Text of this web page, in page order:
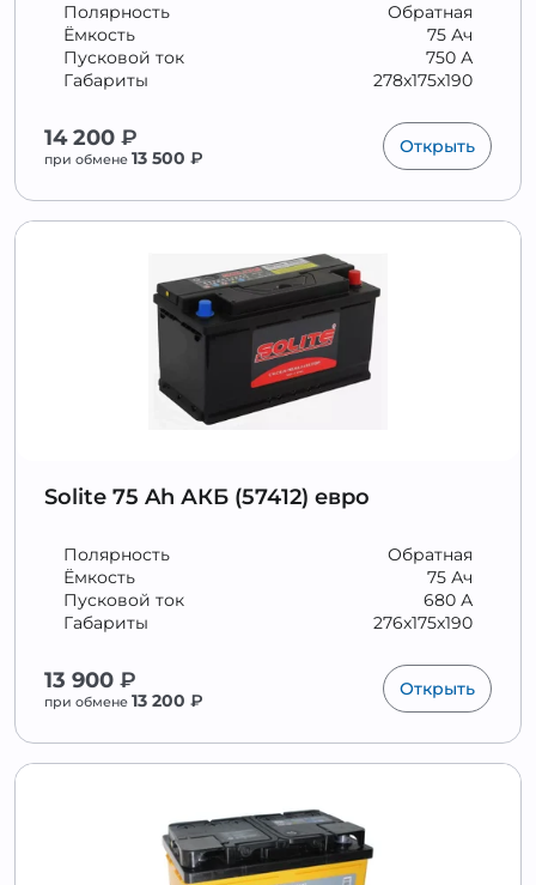
Обратная
Полярность
75 Ач
Ёмкость
750 А
Пусковой ток
278x175x190
Габариты
14 200 ₽
при обмене 13 500 ₽
Открыть
Solite 75 Ah АКБ (57412) евро
Обратная
Полярность
75 Ач
Ёмкость
680 А
Пусковой ток
276x175x190
Габариты
13 900 ₽
при обмене 13 200 ₽
Открыть